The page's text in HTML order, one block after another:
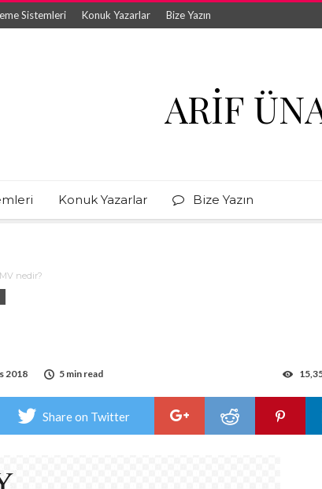
Sistemleri Konuk Yazarlar Bize Yazın
ARIF
Konuk Yazarlar Bize Yazın
nedir?
2018 5 min read
Share on Twitter